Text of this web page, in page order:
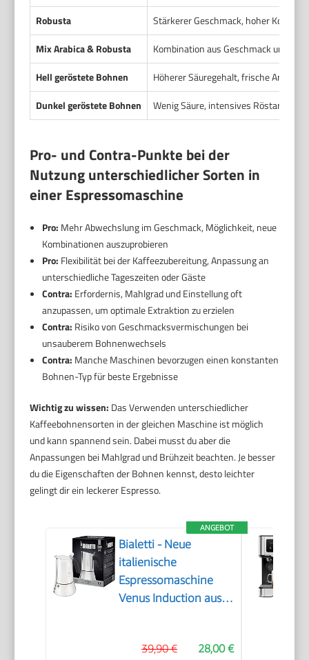
Robusta
Stärkerer Geschmack, hoher
Mix Arabica & Robusta
Kombination aus Geschmack und
Hell geröstete Bohnen
Höherer Säuregehalt, frische Aromen
Dunkel geröstete Bohnen
Wenig Säure, intensives Röstaroma
Pro- und Contra-Punkte bei der
Nutzung unterschiedlicher Sorten in
einer Espressomaschine
Pro: Mehr Abwechslung im Geschmack, Möglichkeit, neue
Kombinationen auszuprobieren
Pro: Flexibilität bei der Kaffeezubereitung, Anpassung an
unterschiedliche Tageszeiten oder Gäste
Contra: Erfordernis, Mahlgrad und Einstellung oft
anzupassen, um optimale Extraktion zu erzielen
Contra: Risiko von Geschmacksvermischungen bei
unsauberem Bohnenwechsels
Contra: Manche Maschinen bevorzugen einen konstanten
Bohnen-Typ für beste Ergebnisse
Wichtig zu wissen: Das Verwenden unterschiedlicher
Kaffeebohnensorten in der gleichen Maschine ist möglich
und kann spannend sein. Dabei musst du aber die
Anpassungen bei Mahlgrad und Brühzeit beachten. Je besser
du die Eigenschaften der Bohnen kennst, desto leichter
gelingt dir ein leckerer Espresso.
ANGEBOT
Bialetti - Neue
italienische
Espressomaschine
Venus Induction aus
Tellern, 4
28,00 €
39,90 €